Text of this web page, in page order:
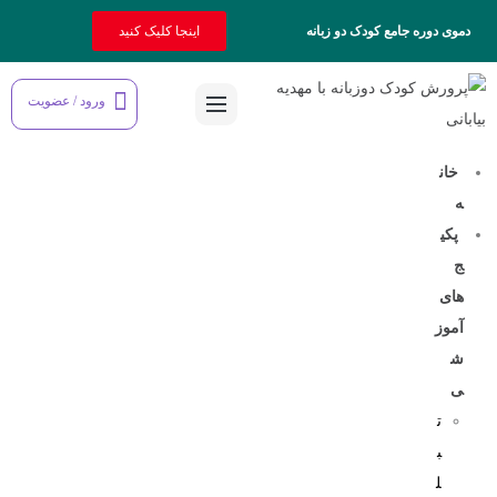
دموی دوره جامع کودک دو زبانه اینجا کلیک کنید
ورود / عضویت
خان
ه
پکی
ج
های
آموز
ش
ی
ت
ب
ل